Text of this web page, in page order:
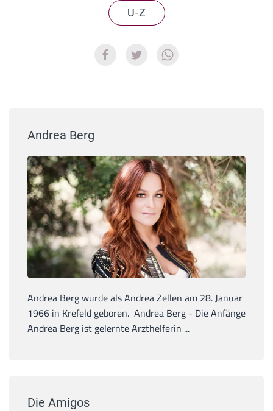
U-Z
Andrea Berg
Andrea Berg wurde als Andrea Zellen am 28. Januar
1966 in Krefeld geboren. Andrea Berg - Die Anfänge
Andrea Berg ist gelernte Arzthelferin ...
Die Amigos